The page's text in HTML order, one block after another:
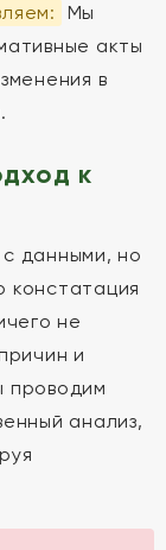
Мы
акты
в
к
данными, но
не
и
проводим
анализ,